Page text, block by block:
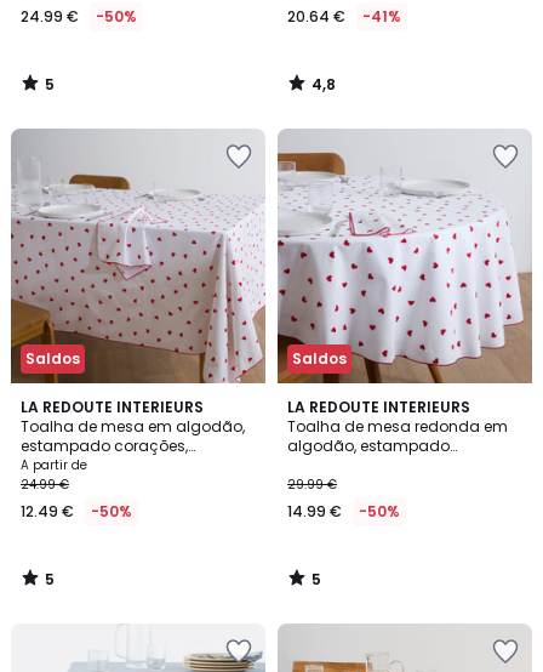
24.99 € -50%
5
/
20.64 € -41%
4,8
/
Saldos
LA REDOUTE INTERIEURS
Toalha de mesa em algodão,
estampado corações,
SCACCO
A partir de
24.99 €
12.49 € -50%
5
/
5
5
/
Saldos
LA REDOUTE INTERIEURS
Toalha de mesa redonda em
algodão, estampado
29.99 €
14.99 € -50%
5
/
5
5
/